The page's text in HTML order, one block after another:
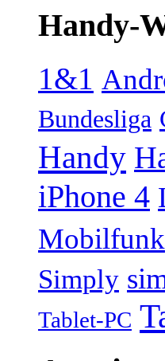
Handy-
1&1
Bundesliga
Handy
iPhone 4
Mobilfunk
Simply
Tablet-PC